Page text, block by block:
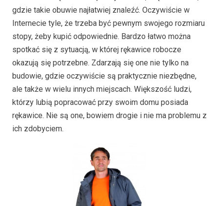
gdzie takie obuwie najłatwiej znaleźć. Oczywiście w
Internecie tyle, że trzeba być pewnym swojego rozmiaru
stopy, żeby kupić odpowiednie. Bardzo łatwo można
spotkać się z sytuacją, w której rękawice robocze
okazują się potrzebne. Zdarzają się one nie tylko na
budowie, gdzie oczywiście są praktycznie niezbędne,
ale także w wielu innych miejscach. Większość ludzi,
którzy lubią popracować przy swoim domu posiada
rękawice. Nie są one, bowiem drogie i nie ma problemu z
ich zdobyciem.